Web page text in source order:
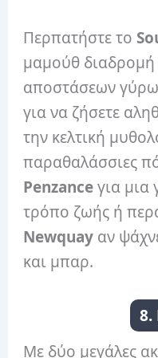
Περπατήστε το
μαμούθ
αποστάσεων
για να ζήσετε
την κελτική
παραθαλάσσιες
Penzanceγια μια
τρόπο ζωής ή
Newquay αν
και μπαρ.
8.
Με δύο μεγάλες